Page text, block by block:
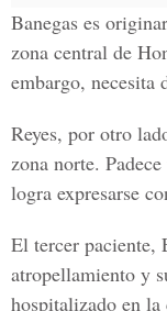
Banegas es
zona central de
embargo, necesita
Reyes, por otro
zona norte.
logra expresarse
El tercer paciente,
atropellamiento y
hospitalizado en